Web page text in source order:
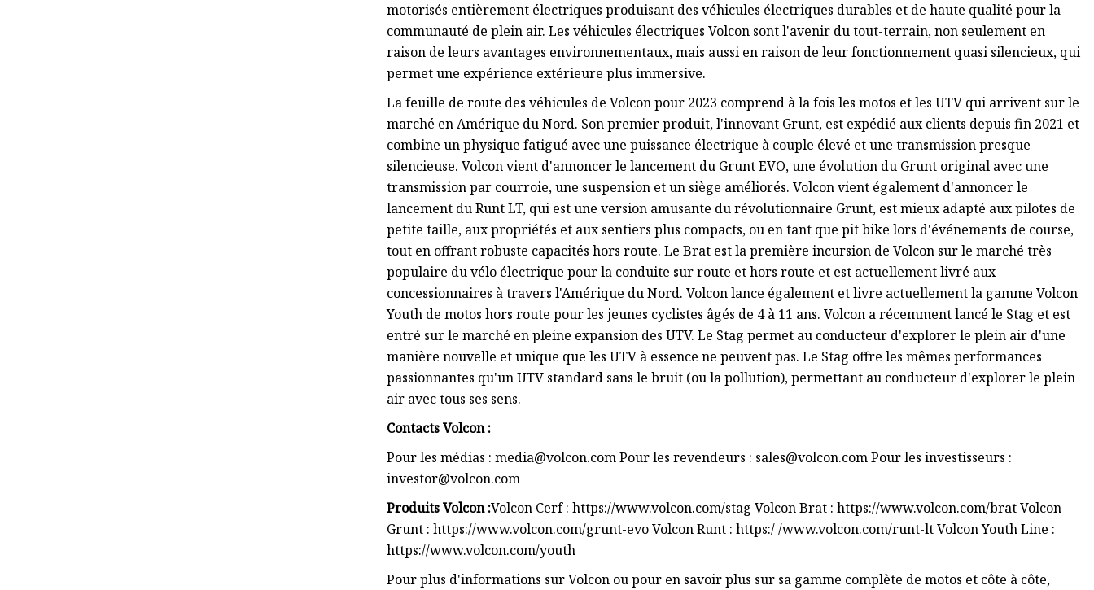
motorisés entièrement électriques produisant des véhicules électriques durables et de haute qualité pour la
communauté de plein air. Les véhicules électriques Volcon sont l'avenir du tout-terrain, non seulement en
raison de leurs avantages environnementaux, mais aussi en raison de leur fonctionnement quasi silencieux, qui
permet une expérience extérieure plus immersive.
La feuille de route des véhicules de Volcon pour 2023 comprend à la fois les motos et les UTV qui arrivent sur le
marché en Amérique du Nord. Son premier produit, l'innovant Grunt, est expédié aux clients depuis fin 2021 et
combine un physique fatigué avec une puissance électrique à couple élevé et une transmission presque
silencieuse. Volcon vient d'annoncer le lancement du Grunt EVO, une évolution du Grunt original avec une
transmission par courroie, une suspension et un siège améliorés. Volcon vient également d'annoncer le
lancement du Runt LT, qui est une version amusante du révolutionnaire Grunt, est mieux adapté aux pilotes de
petite taille, aux propriétés et aux sentiers plus compacts, ou en tant que pit bike lors d'événements de course,
tout en offrant robuste capacités hors route. Le Brat est la première incursion de Volcon sur le marché très
populaire du vélo électrique pour la conduite sur route et hors route et est actuellement livré aux
concessionnaires à travers l'Amérique du Nord. Volcon lance également et livre actuellement la gamme Volcon
Youth de motos hors route pour les jeunes cyclistes âgés de 4 à 11 ans. Volcon a récemment lancé le Stag et est
entré sur le marché en pleine expansion des UTV. Le Stag permet au conducteur d'explorer le plein air d'une
manière nouvelle et unique que les UTV à essence ne peuvent pas. Le Stag offre les mêmes performances
passionnantes qu'un UTV standard sans le bruit (ou la pollution), permettant au conducteur d'explorer le plein
air avec tous ses sens.
Contacts Volcon :
Pour les médias : media@volcon.comPour les revendeurs : sales@volcon.comPour les investisseurs :
investor@volcon.com
Produits Volcon :Volcon Cerf : https://www.volcon.com/stag Volcon Brat : https://www.volcon.com/brat Volcon
Grunt : https://www.volcon.com/grunt-evo Volcon Runt : https:/ /www.volcon.com/runt-lt Volcon Youth Line :
https://www.volcon.com/youth
Pour plus d'informations sur Volcon ou pour en savoir plus sur sa gamme complète de motos et côte à côte,